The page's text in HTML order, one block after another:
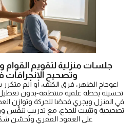
وتصحيح الانحرافات
اعوجاج الظهر، فرق الكتف، أو ألم
تحسينه بخطة علمية منتظمة-بدون
في المنزل ويجري فحصًا للحركة وتوازن
تصحيحية وتثبيت للجذع، مع تدريب
على العمود الفقري وتُحسّن